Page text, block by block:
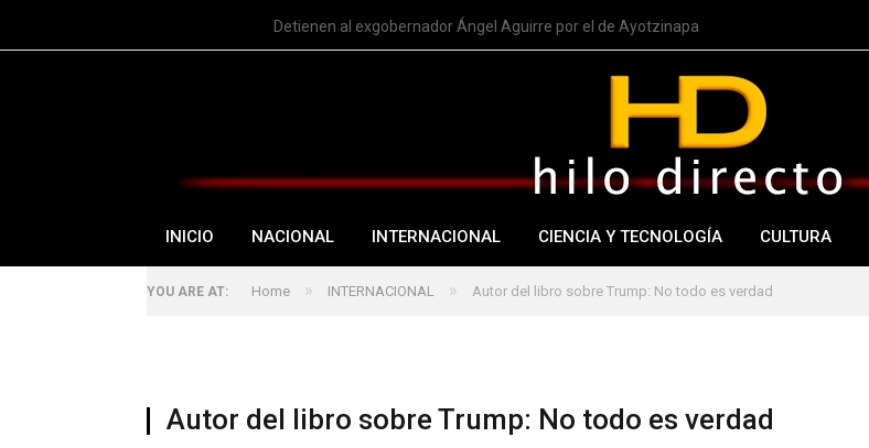
Detienen al exgobernador Ángel Aguirre por el de Ayotzinapa
INICIO NACIONAL INTERNACIONAL CIENCIA Y TECNOLOGÍA CULTURA
YOU ARE AT: Home » INTERNACIONAL » Autor del libro sobre Trump: No todo es verdad
Autor del libro sobre Trump: No todo es verdad